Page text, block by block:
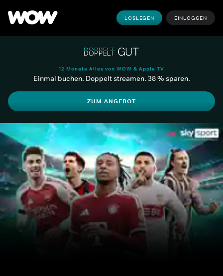
LOSLEGEN EINLOGGEN
12 Monate Alles von WOW & Apple TV
Einmal buchen. Doppelt streamen. 38 % sparen.
ZUM ANGEBOT